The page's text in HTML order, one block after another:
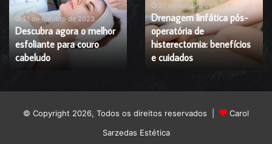
melhor
esfoliante
para
couro
cabeludo
21 de outubro de 2023
Descubra agora o melhor
esfoliante para couro
cabeludo
operatória
de
histerectomia:
benefícios
27 de outubro de 2023
Drenagem linfática pós-
operatória de
histerectomia: benefícios
e cuidados
© Copyright 2026, Todos os direitos reservados |
Carol
Sarzedas Estética